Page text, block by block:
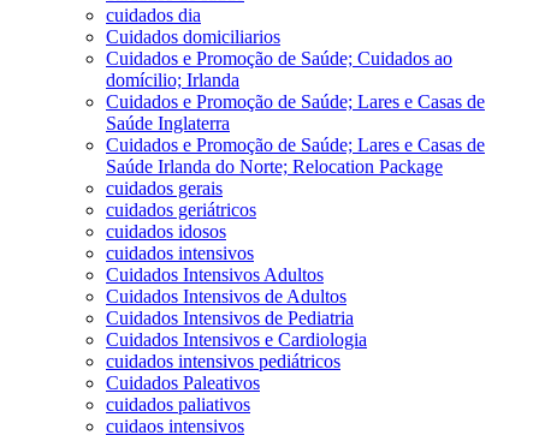
cuidados dia
Cuidados domiciliarios
Cuidados e Promoção de Saúde; Cuidados ao
domícilio; Irlanda
Cuidados e Promoção de Saúde; Lares e Casas de
Saúde Inglaterra
Cuidados e Promoção de Saúde; Lares e Casas de
Saúde Irlanda do Norte; Relocation Package
cuidados gerais
cuidados geriátricos
cuidados idosos
cuidados intensivos
Cuidados Intensivos Adultos
Cuidados Intensivos de Adultos
Cuidados Intensivos de Pediatria
Cuidados Intensivos e Cardiologia
cuidados intensivos pediátricos
Cuidados Paleativos
cuidados paliativos
cuidaos intensivos